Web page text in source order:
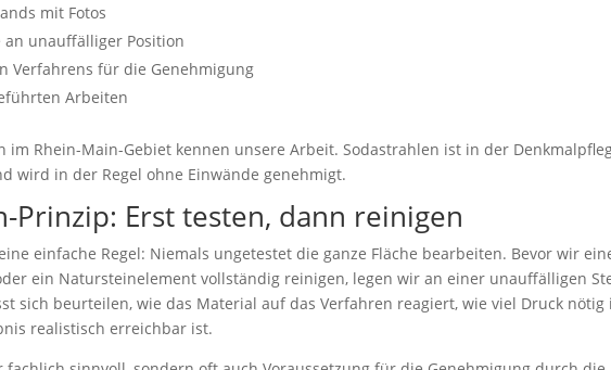
mit Fotos
unauffälliger Position
Verfahrens für die Genehmigung
Arbeiten
im Rhein-Main-Gebiet kennen unsere Arbeit. Sodastrahlen ist in der
wird in der Regel ohne Einwände genehmigt.
Prinzip: Erst testen, dann reinigen
einfache Regel: Niemals ungetestet die ganze Fläche bearbeiten. Bevor wir
ein Natursteinelement vollständig reinigen, legen wir an einer unauffälligen
sich beurteilen, wie das Material auf das Verfahren reagiert, wie viel Druck nötig
realistisch erreichbar ist.